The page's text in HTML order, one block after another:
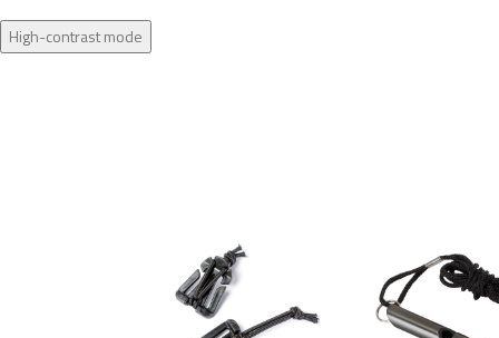
High-contrast mode